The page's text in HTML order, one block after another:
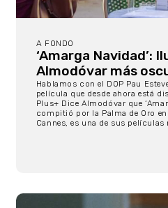
A FONDO
‘Amarga Navidad’:
Almodóvar más
Hablamos con el DOP Pau
película que desde ahora está
Plus+ Dice Almodóvar que
compitió por la Palma de Oro
Cannes, es una de sus películas